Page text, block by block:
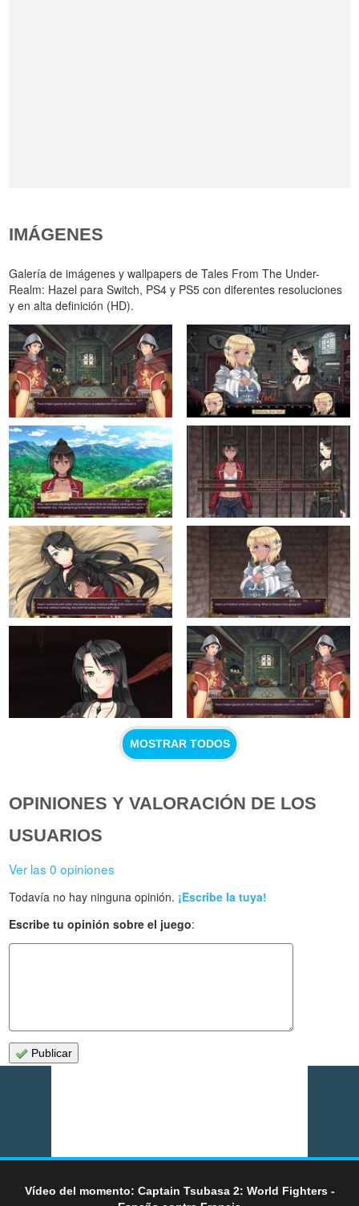
IMÁGENES
Galería de imágenes y wallpapers de Tales From The Under-
Realm: Hazel para Switch, PS4 y PS5 con diferentes resoluciones
y en alta definición (HD).
MOSTRAR TODOS
OPINIONES Y VALORACIÓN DE LOS
USUARIOS
Ver las 0 opiniones
Todavía no hay ninguna opinión. ¡Escribe la tuya!
Escribe tu opinión sobre el juego:
Publicar
Vídeo del momento: Captain Tsubasa 2: World Fighters -